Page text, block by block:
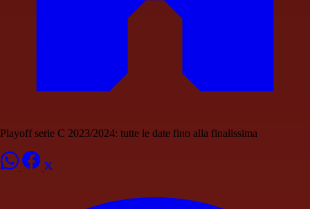
Playoff serie C 2023/2024: tutte le date fino alla finalissima